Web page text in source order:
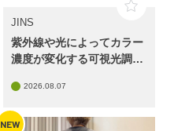
JINS
紫外線や光によってカラー
濃度が変化する可視光調光
2026.08.07
NEW